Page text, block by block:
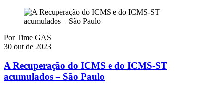
PorTime GAS
30 out de 2023
A Recuperação do ICMS e do ICMS-ST
acumulados – São Paulo